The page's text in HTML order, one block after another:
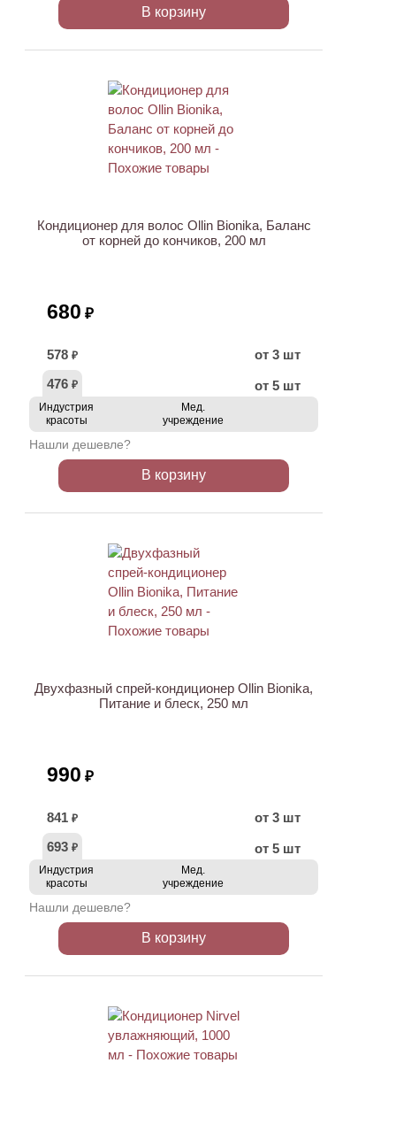
В корзину
Кондиционер для волос Ollin Bionika, Баланс
от корней до кончиков, 200 мл
680 ₽
578 ₽
от 3 шт
476 ₽ от 5 шт
Индустрия
красоты
Мед.
учреждение
Нашли дешевле?
В корзину
Двухфазный спрей-кондиционер Ollin Bionika,
Питание и блеск, 250 мл
990 ₽
841 ₽
от 3 шт
693 ₽ от 5 шт
Индустрия
красоты
Мед.
учреждение
Нашли дешевле?
В корзину